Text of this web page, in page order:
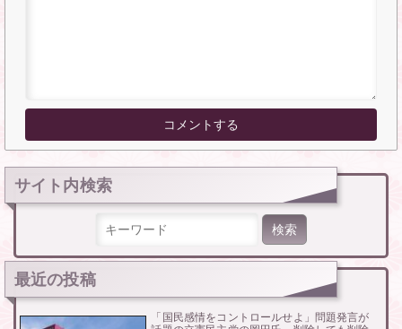
サイト内検索
最近の投稿
「国民感情をコントロールせよ」問題発言が